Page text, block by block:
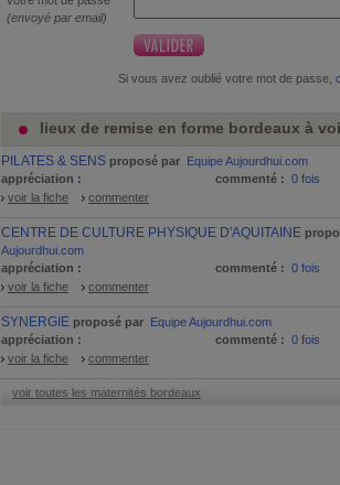
(envoyé par email)
Si vous avez oublié votre mot de passe,
lieux de remise en forme bordeaux à
PILATES & SENS proposé par Equipe Aujourdhui.com
appréciation :
commenté : 0 fois
voir la fiche
commenter
CENTRE DE CULTURE PHYSIQUE D'AQUITAINE
Aujourdhui.com
appréciation :
commenté : 0 fois
voir la fiche
commenter
SYNERGIE proposé par Equipe Aujourdhui.com
appréciation :
commenté : 0 fois
voir la fiche
commenter
voir toutes les maternités bordeaux